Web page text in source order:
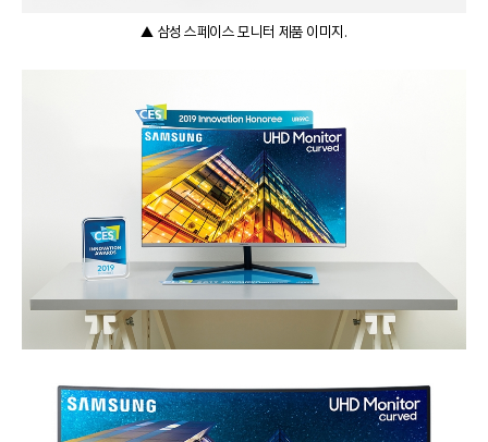
▲ 삼성 스페이스 모니터 제품 이미지.